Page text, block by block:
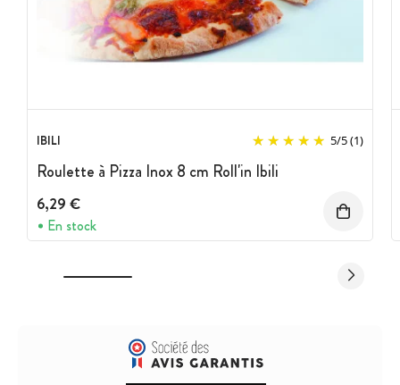
IBILI 5/5(1)
Roulette à Pizza Inox 8 cm Roll'in Ibili
6,29 €
En stock